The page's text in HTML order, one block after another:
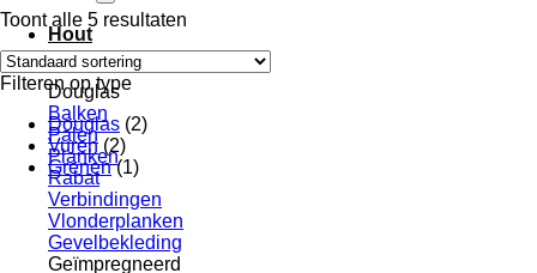
Hout
Douglas
Balken
Palen
Planken
Rabat
Verbindingen
Vlonderplanken
Gevelbekleding
Geïmpregneerd
Toont alle 5 resultaten
Filteren op type
Douglas (2)
Vuren (2)
Grenen (1)